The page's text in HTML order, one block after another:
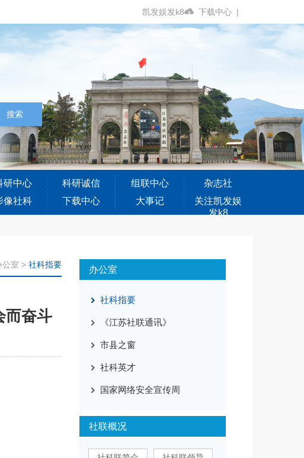
凯发娱发k8 下载中心 |
研中心 科研诚信 组联中心
杂志社
像社科 下载中心 大事记
关注凯发娱
发k8
公室 > 社科指要
而奋斗
办公室
社科指要
《江苏社联通讯》
市县之窗
社科英才
国家网络安全宣传周
社联概况